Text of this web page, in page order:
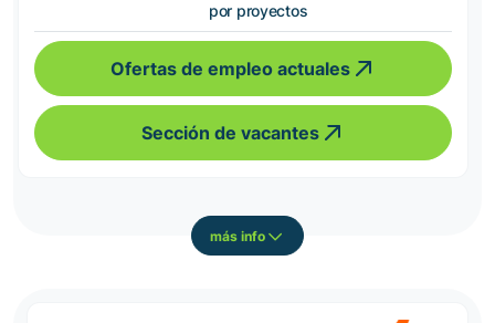
por proyectos
Ofertas de empleo actuales
Sección de vacantes
más info